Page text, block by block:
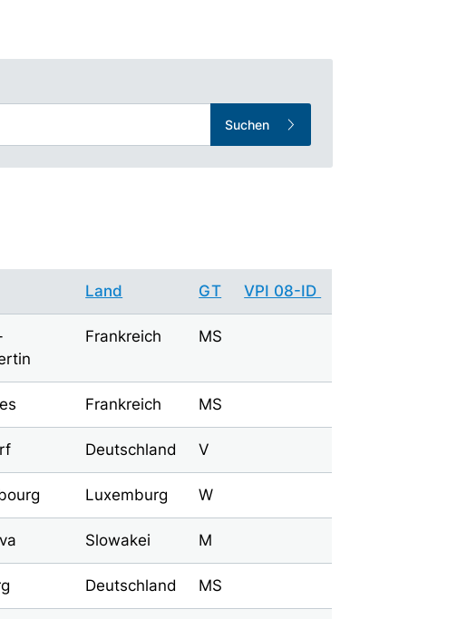
Suchen
Land GT VPI 08-ID
Frankreich MS
Frankreich MS
Deutschland V
Luxemburg W
Slowakei M
Deutschland MS